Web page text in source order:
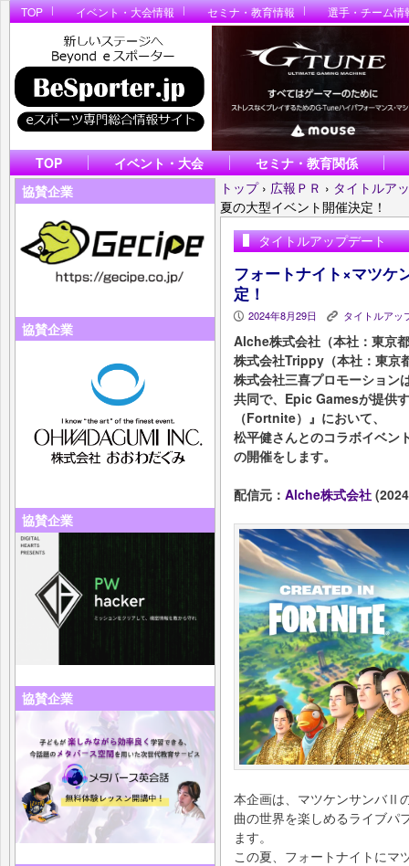
TOP イベント・大会情報 セミナ・教育情報 選手・チーム情
TOP イベント・大会
セミナ・教育関係
協賛企業
協賛企業
協賛企業
協賛企業
トップ › 広報ＰＲ › タイトルア
夏の大型イベント開催決定！
タイトルアップデート
フォートナイト×マツケ
定！
P 2024年8月29日 K タイトルアッ
Alche株式会社（本社：東京
株式会社Trippy（本社：東京
株式会社三喜プロモーション
共同で、Epic Gamesが提供
（Fortnite）』において、
松平健さんとのコラボイベ
の開催をします。
配信元： Alche株式会社
本企画は、マツケンサンバⅡ
曲の世界を楽しめるライブパ
ます。
この夏、フォートナイトに